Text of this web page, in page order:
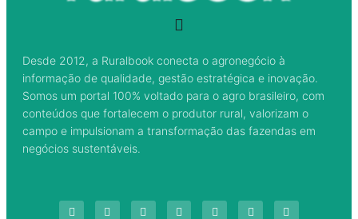
Desde 2012, a Ruralbook conecta o agronegócio à
informação de qualidade, gestão estratégica e inovação.
Somos um portal 100% voltado para o agro brasileiro, com
conteúdos que fortalecem o produtor rural, valorizam o
campo e impulsionam a transformação das fazendas em
negócios sustentáveis.